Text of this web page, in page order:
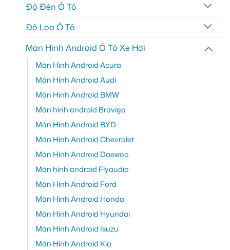
Độ Đèn Ô Tô
Độ Loa Ô Tô
Màn Hình Android Ô Tô Xe Hơi
Màn Hình Android Acura
Màn Hình Android Audi
Màn Hình Android BMW
Màn hình android Bravigo
Màn Hình Android BYD
Màn Hình Android Chevrolet
Màn Hình Android Daewoo
Màn hình android Flyaudio
Màn Hình Android Ford
Màn Hình Android Honda
Màn Hình Android Hyundai
Màn Hình Android Isuzu
Màn Hình Android Kia